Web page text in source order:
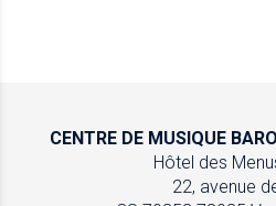
CENTRE DE MUSIQUE
Hôtel des
22, avenue